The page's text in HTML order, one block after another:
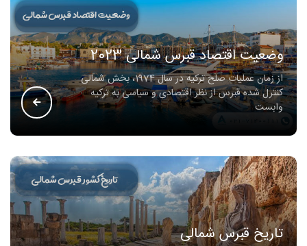
وضعیت اقتصاد قبرس شمالی 2023
از زمان عملیات صلح ترکیه در سال 1974، بخش شمالی
کنترل شده قبرس از نظر اقتصادی و سیاسی به ترکیه
وابست
تاریخ قبرس شمالی